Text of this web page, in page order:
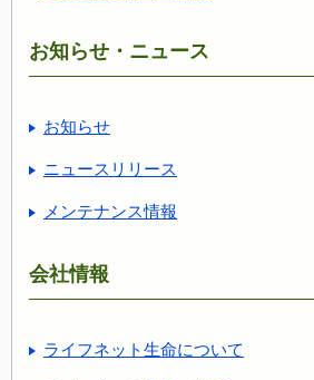
お知らせ・ニュース
お知らせ
ニュースリリース
メンテナンス情報
会社情報
ライフネット生命について